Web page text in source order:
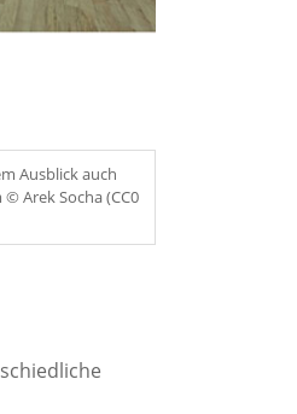
Ausblick auch
Arek Socha (CC0